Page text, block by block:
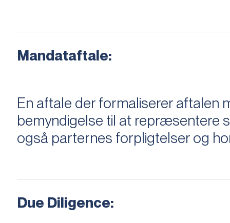
Mandataftale:
En aftale der formaliserer
bemyndigelse til at repræsentere
også parternes forpligtelser og
Due Diligence: